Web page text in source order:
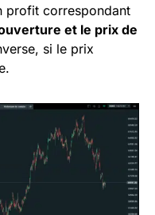
profit correspondant
et le prix de
si le prix